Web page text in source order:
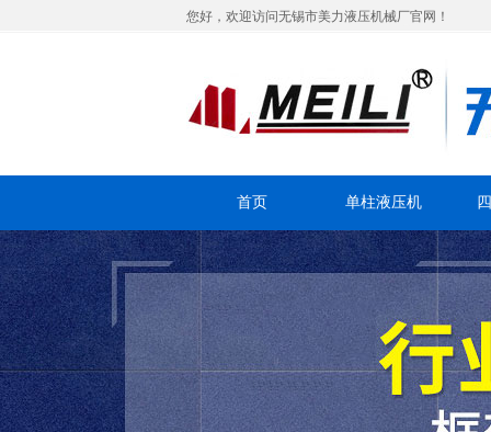
您好，欢迎访问无锡市美力液压机械厂官网！
首页 单柱液压机